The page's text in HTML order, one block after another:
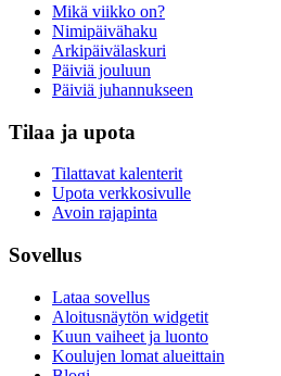
Mikä viikko on?
Nimipäivähaku
Arkipäivälaskuri
Päiviä jouluun
Päiviä juhannukseen
Tilaa ja upota
Tilattavat kalenterit
Upota verkkosivulle
Avoin rajapinta
Sovellus
Lataa sovellus
Aloitusnäytön widgetit
Kuun vaiheet ja luonto
Koulujen lomat alueittain